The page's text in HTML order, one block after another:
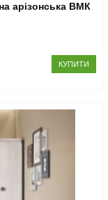
арізонська ВМК
КУПИТИ